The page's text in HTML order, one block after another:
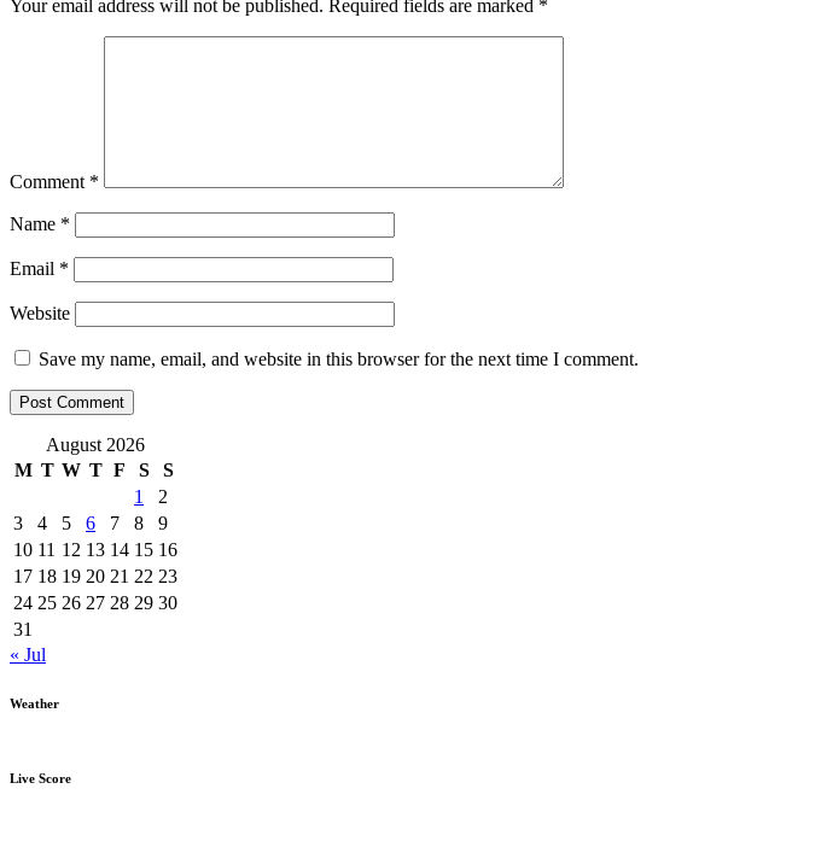
Your email address will not be published. Required fields are marked *
Comment *
Name *
Email *
Website
Save my name, email, and website in this browser for the next time I comment.
August 2026
M T W T F S
S
1
2
3
4 5 6 7 8
9
10 11 12 13 14 15 16
17 18 19 20 21 22 23
24 25 26 27 28 29 30
31
« Jul
Weather
Live Score